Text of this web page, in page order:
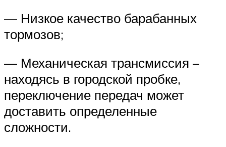
— Низкое качество барабанных
тормозов;
— Механическая трансмиссия –
находясь в городской пробке,
переключение передач может
доставить определенные
сложности.